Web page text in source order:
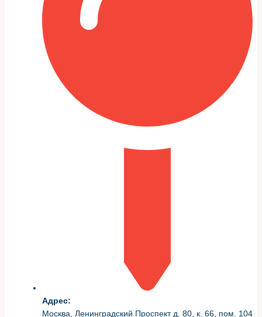
проверок
Ниже — базовый перечень действий, которые
выполняю в начале диагностики.
Визуальный осмотр внешних компонентов
рулевого механизма.
Проверка люфта и равномерности усилия на
руле при стоящем автомобиле.
Проверка уровня и состояния рабочей жидкости,
убедиться, что нет очевидных механических дефектов,
и только затем переходить к компьютерной
диагностике.
Практический алгоритм, который применяю каждый
Адрес:
Москва, Ленинградский Проспект д. 80, к. 66, пом. 104